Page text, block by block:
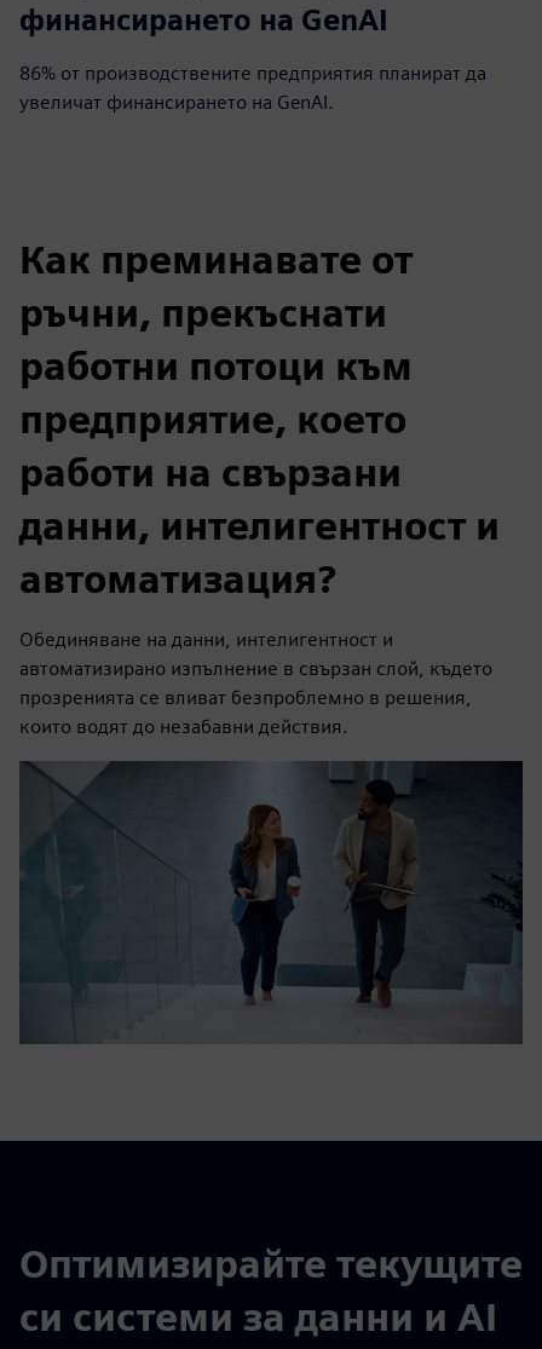
финансирането на GenAI
86% от производствените предприятия планират да
увеличат финансирането на GenAI.
Как преминавате от
ръчни, прекъснати
работни потоци към
предприятие, което
работи на свързани
данни, интелигентност и
автоматизация?
Обединяване на данни, интелигентност и
автоматизирано изпълнение в свързан слой, където
прозренията се вливат безпроблемно в решения,
които водят до незабавни действия.
Оптимизирайте текущите
си системи за данни и AI